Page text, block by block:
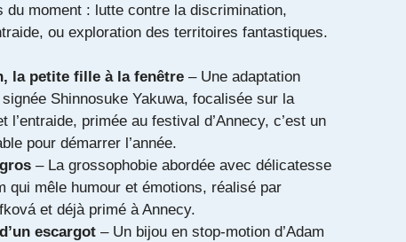
du moment : lutte contre la discrimination,
ou exploration des territoires fantastiques.
la petite fille à la fenêtre – Une adaptation
Shinnosuke Yakuwa, focalisée sur la
l’entraide, primée au festival d’Annecy, c’est un
pour démarrer l’année.
– La grossophobie abordée avec délicatesse
qui mêle humour et émotions, réalisé par
et déjà primé à Annecy.
escargot – Un bijou en stop-motion d’Adam